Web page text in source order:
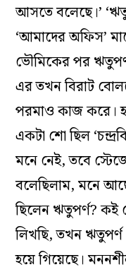
আসতে বলেছে।’
‘আমাদের অফিস’
ভৌমিকের পর
এর তখন বিরাট
পরমাও কাজ করে।
একটা শো ছিল
মনে নেই, তবে
বলেছিলাম, মনে
ছিলেন ঋতুপর্ণ? কই
লিখছি, তখন ঋতুপর্ণ
হয়ে গিয়েছে।